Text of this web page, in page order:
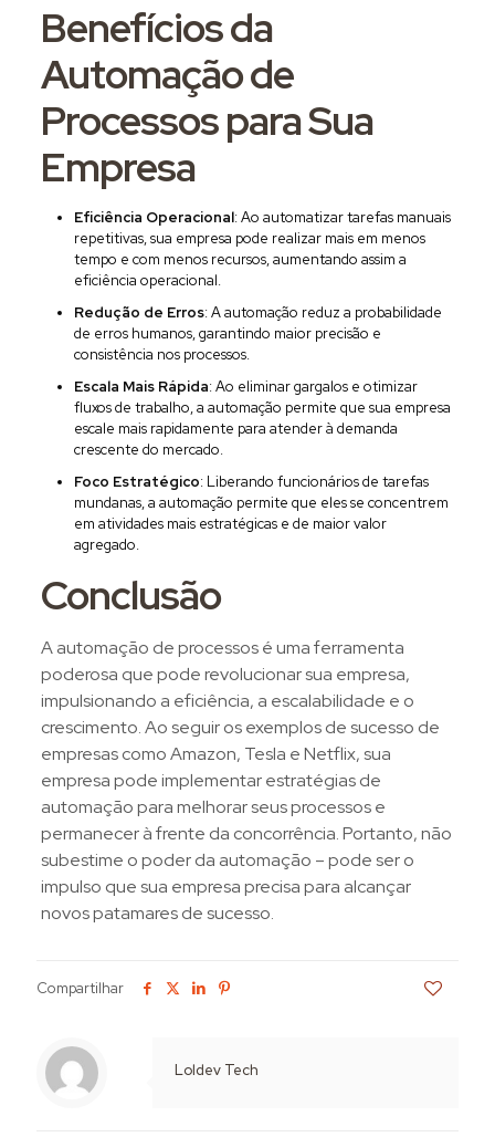
Benefícios da
Automação de
Processos para Sua
Empresa
Eficiência Operacional: Ao automatizar tarefas manuais
repetitivas, sua empresa pode realizar mais em menos
tempo e com menos recursos, aumentando assim a
eficiência operacional.
Redução de Erros: A automação reduz a probabilidade
de erros humanos, garantindo maior precisão e
consistência nos processos.
Escala Mais Rápida: Ao eliminar gargalos e otimizar
fluxos de trabalho, a automação permite que sua empresa
escale mais rapidamente para atender à demanda
crescente do mercado.
Foco Estratégico: Liberando funcionários de tarefas
mundanas, a automação permite que eles se concentrem
em atividades mais estratégicas e de maior valor
agregado.
Conclusão
A automação de processos é uma ferramenta
poderosa que pode revolucionar sua empresa,
impulsionando a eficiência, a escalabilidade e o
crescimento. Ao seguir os exemplos de sucesso de
empresas como Amazon, Tesla e Netflix, sua
empresa pode implementar estratégias de
automação para melhorar seus processos e
permanecer à frente da concorrência. Portanto, não
subestime o poder da automação – pode ser o
impulso que sua empresa precisa para alcançar
novos patamares de sucesso.
Compartilhar
Loldev Tech